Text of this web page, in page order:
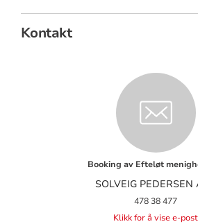
Kontakt
Booking av Efteløt
SOLVEIG PEDERSEN
478 38 477
Klikk for å vise e-post